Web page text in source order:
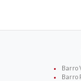
Barro
Barro